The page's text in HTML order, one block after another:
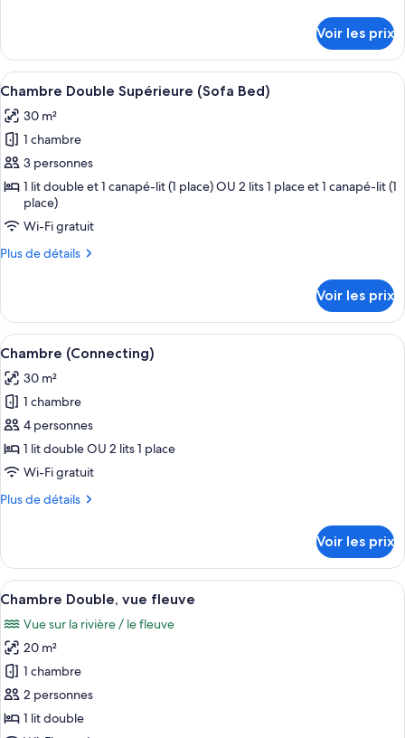
Chambre
Double
pour
1
personne
(Single
use)
le
type
de
Chambre
Double
pour
personne
(Single
use)
Voir les prix
Afficher
toutes
les
photos
pour
ce
type
de
chambre :
Supérieure
(Sofa
Bed)
Une chambre d’hôtel moderne
5
Chambre Double Supérieure (Sofa Bed)
30 m²
1 chambre
3 personnes
1 lit double et 1 canapé-lit (1 place) OU 2 lits 1 place et 1 canapé-lit (1
place)
Wi-Fi gratuit
Plus de détails
Plus
le
type
de
Chambre
Double
Supérieure
(Sofa
Bed)
Voir les prix
Afficher
toutes
les
photos
pour
ce
type
chambre :
Une chambre d’hôtel avec un grand
5
Chambre (Connecting)
30 m²
1 chambre
4 personnes
1 lit double OU 2 lits 1 place
Wi-Fi gratuit
Plus de détails
Plus
le
type
de
Chambre
(Connecting)
Voir les prix
Afficher
toutes
les
photos
pour
ce
type
Une chambre à coucher avec un
10
Chambre Double, vue fleuve
Vue sur la rivière / le fleuve
20 m²
1 chambre
2 personnes
1 lit double